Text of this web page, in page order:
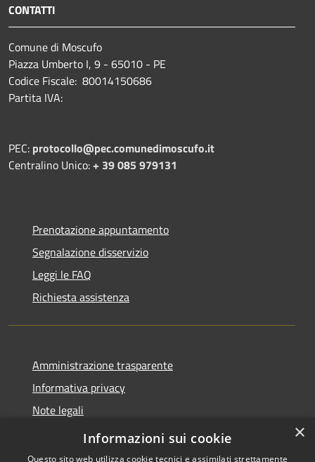
CONTATTI
Comune di Moscufo
Piazza Umberto I, 9 - 65010 - PE
Codice Fiscale: 80014150686
Partita IVA:
PEC: protocollo@pec.comunedimoscufo.it
Centralino Unico:+ 39 085 979131
Prenotazione appuntamento
Segnalazione disservizio
Leggi le FAQ
Richiesta assistenza
Amministrazione trasparente
Informativa privacy
Note legali
Dichiarazione di accessibilità
×
Informazioni sui cookie
Questo sito web utilizza cookie tecnici e assimilati strettamente